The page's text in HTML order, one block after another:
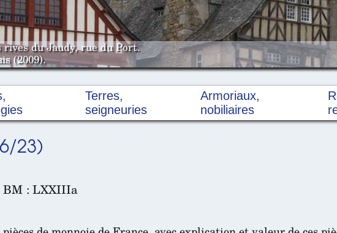
du Jaudy, rue du Port.
(2009).
Terres,
seigneuries
Armoriaux,
nobiliaires
23)
BM : LXXIIIa